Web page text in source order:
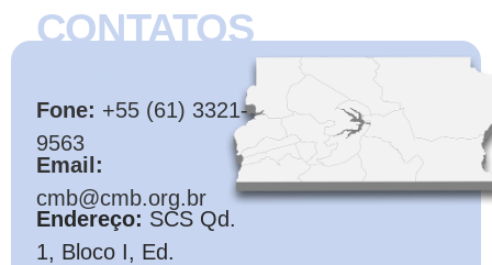
CONTATOS
Fone: +55 (61) 3321-
9563
Email:
cmb@cmb.org.br
Endereço: SCS Qd.
1, Bloco I, Ed.